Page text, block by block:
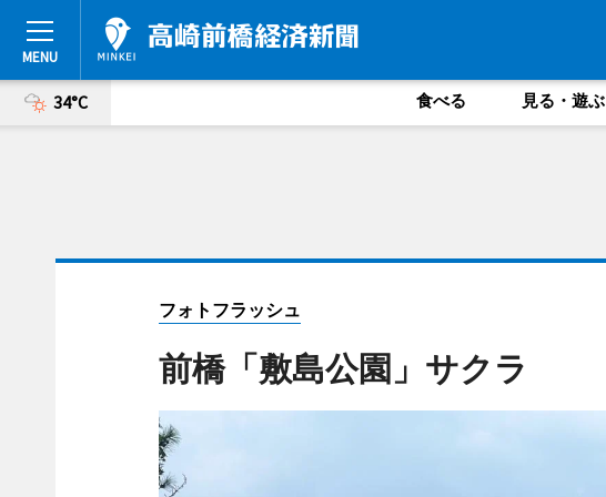
34°C 食べる 見る・遊ぶ
フォトフラッシュ
前橋「敷島公園」サクラ